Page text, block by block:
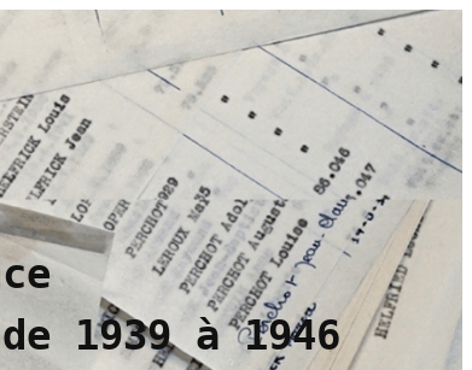
1939 à 1946